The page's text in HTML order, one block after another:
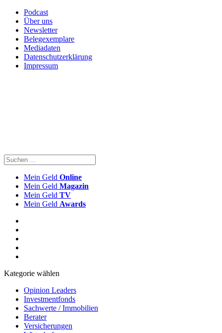
Podcast
Über uns
Newsletter
Belegexemplare
Mediadaten
Datenschutzerklärung
Impressum
Mein Geld Online
Mein Geld Magazin
Mein Geld TV
Mein Geld Awards
Kategorie wählen
Opinion Leaders
Investmentfonds
Sachwerte / Immobilien
Berater
Versicherungen